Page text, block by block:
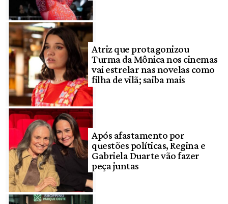
Atriz que protagonizou
Turma da Mônica nos cinemas
vai estrelar nas novelas como
filha de vilã; saiba mais
Após afastamento por
questões políticas, Regina e
Gabriela Duarte vão fazer
peça juntas